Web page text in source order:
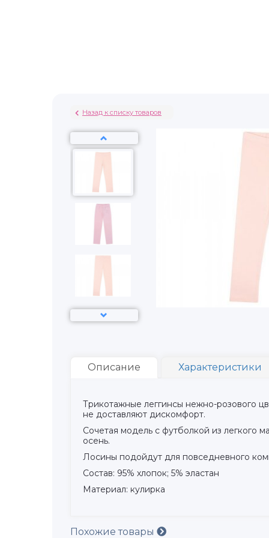
Назад к списку товаров
Описание Характеристики
Трикотажные леггинсы нежно-розового
не доставляют дискомфорт.
Сочетая модель с футболкой из легкого
осень.
Лосины подойдут для повседневного
Состав: 95% хлопок; 5% эластан
Материал: кулирка
Похожие товары